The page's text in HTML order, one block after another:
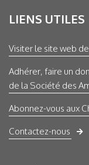
LIENS UTILES
Visiter le site web
Adhérer, faire un
de la Société des
Abonnez-vous aux
Contactez-nous